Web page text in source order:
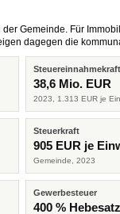
Gemeinde. Für
dagegen die
Steuereinnahmekraft
38,6 Mio. EUR
2023, 1.313 EUR je
Steuerkraft
905 EUR je
Gemeinde, 2023
Gewerbesteuer
400 % Hebesatz